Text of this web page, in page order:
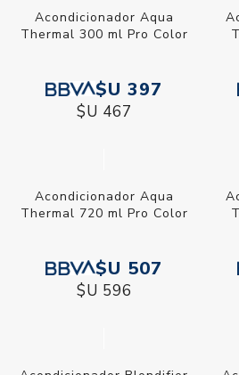
Acondicionador Aqua
Thermal 300 ml Pro Color
$U 397
$U 467
Acondicionador Aqua
Thermal 720 ml Pro Color
$U 507
$U 596